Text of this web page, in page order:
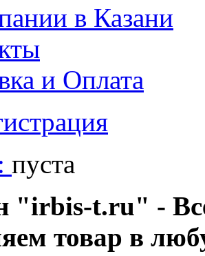
в Казани
и Оплата
пуста
"irbis-t.ru" -
товар в